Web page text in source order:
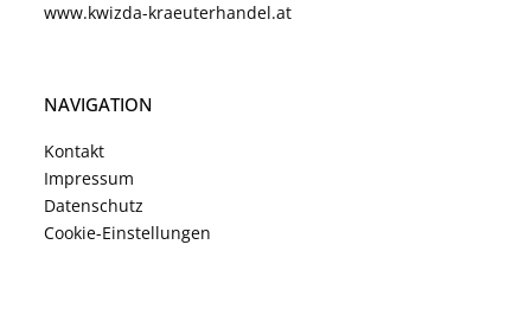
www.kwizda-kraeuterhandel.at
NAVIGATION
Kontakt
Impressum
Datenschutz
Cookie-Einstellungen